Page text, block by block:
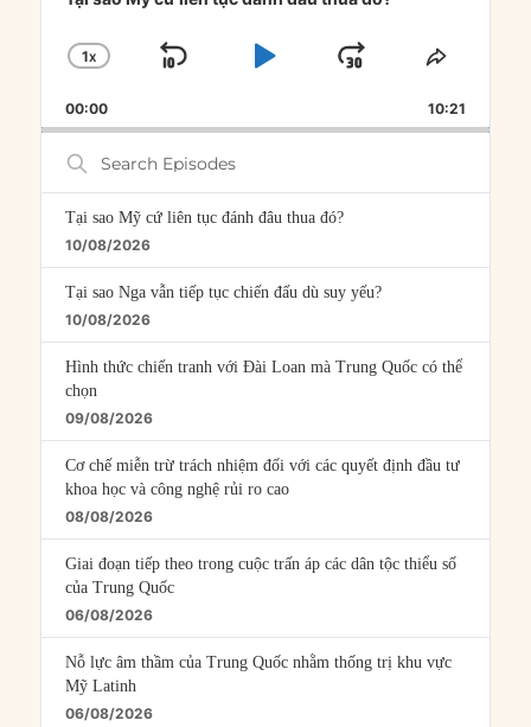
CHANGE
RATE
1X
SKIP
PLAYJUMP
FORWARD
SHARE
00:00 10:21
Search
Episodes
Tại sao Mỹ cứ liên tục đánh đâu thua đó?
10/08/2026
Tại sao Nga vẫn tiếp tục chiến đấu dù suy yếu?
10/08/2026
Hình thức chiến tranh với Đài Loan mà Trung Quốc có thể
chọn
09/08/2026
Cơ chế miễn trừ trách nhiệm đối với các quyết định đầu tư
khoa học và công nghệ rủi ro cao
08/08/2026
Giai đoạn tiếp theo trong cuộc trấn áp các dân tộc thiểu số
của Trung Quốc
06/08/2026
Nỗ lực âm thầm của Trung Quốc nhằm thống trị khu vực
Mỹ Latinh
06/08/2026